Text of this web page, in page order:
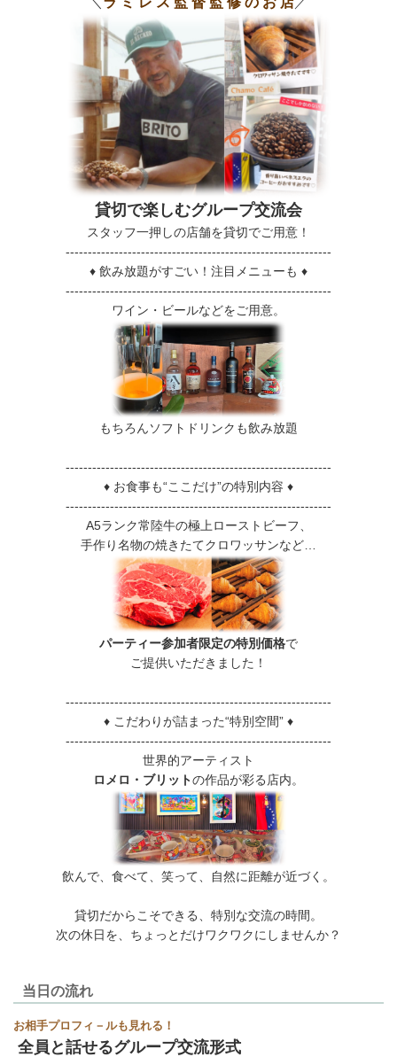
貸切で楽しむグループ交流会
スタッフ一押しの店舗を貸切でご用意！
------------------------------------------------------------
♦ 飲み放題がすごい！注目メニューも ♦
------------------------------------------------------------
ワイン・ビールなどをご用意。
もちろんソフトドリンクも飲み放題
------------------------------------------------------------
♦ お食事も“ここだけ”の特別内容 ♦
------------------------------------------------------------
A5ランク常陸牛の極上ローストビーフ、
手作り名物の焼きたてクロワッサンなど…
パーティー参加者限定の特別価格で
ご提供いただきました！
------------------------------------------------------------
♦ こだわりが詰まった“特別空間” ♦
------------------------------------------------------------
世界的アーティスト
ロメロ・ブリットの作品が彩る店内。
飲んで、食べて、笑って、自然に距離が近づく。
貸切だからこそできる、特別な交流の時間。
次の休日を、ちょっとだけワクワクにしませんか？
当日の流れ
お相手プロフィ－ルも見れる！
全員と話せるグループ交流形式